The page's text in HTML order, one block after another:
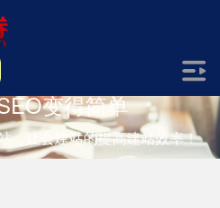
变得简单
，让会建站的提高建站效率！